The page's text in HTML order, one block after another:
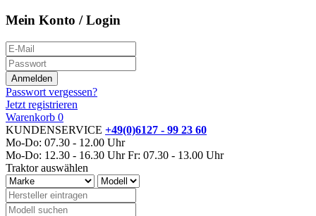
Mein Konto / Login
Passwort vergessen?
Jetzt registrieren
Warenkorb 0
KUNDENSERVICE +49(0)6127 - 99 23 60
Mo-Do: 07.30 - 12.00 Uhr
Mo-Do: 12.30 - 16.30 Uhr Fr: 07.30 - 13.00 Uhr
Traktor auswählen